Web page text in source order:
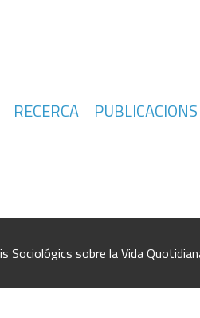
RECERCA PUBLICACIONS
Sociológics sobre la Vida